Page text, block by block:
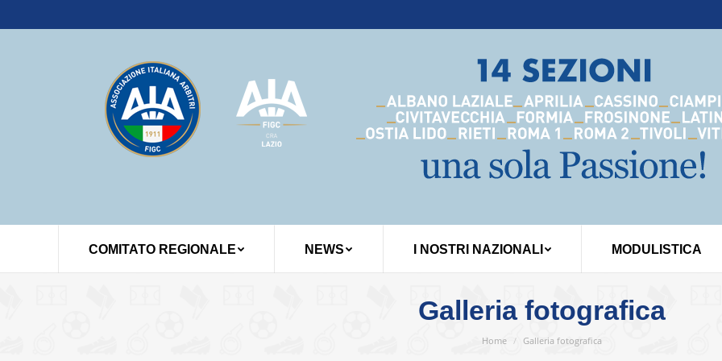
COMITATO REGIONALE NEWS I NOSTRI NAZIONALI MODULISTICA
Galleria fotografica
You are here:
Home Galleria fotografica